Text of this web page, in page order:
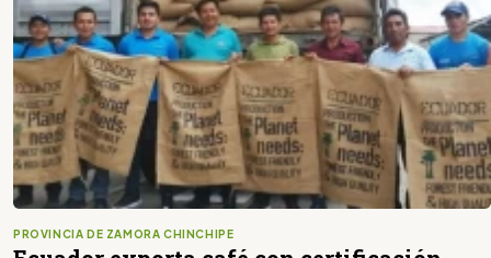
PROVINCIA DE ZAMORA CHINCHIPE